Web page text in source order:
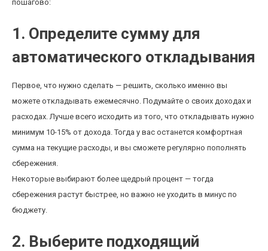
пошагово:
1. Определите сумму для
автоматического откладывания
Первое, что нужно сделать — решить, сколько именно вы
можете откладывать ежемесячно. Подумайте о своих доходах и
расходах. Лучше всего исходить из того, что откладывать нужно
минимум 10-15% от дохода. Тогда у вас останется комфортная
сумма на текущие расходы, и вы сможете регулярно пополнять
сбережения.
Некоторые выбирают более щедрый процент — тогда
сбережения растут быстрее, но важно не уходить в минус по
бюджету.
2. Выберите подходящий